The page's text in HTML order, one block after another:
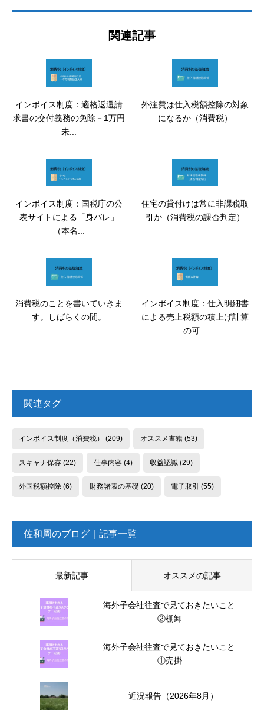
関連記事
インボイス制度：適格返還請
求書の交付義務の免除－1万円
未...
外注費は仕入税額控除の対象
になるか（消費税）
インボイス制度：国税庁の公
表サイトによる「身バレ」
（本名...
住宅の貸付けは常に非課税取
引か（消費税の課否判定）
消費税のことを書いていきま
す。しばらくの間。
インボイス制度：仕入明細書
による売上税額の積上げ計算
の可...
関連タグ
インボイス制度（消費税） (209) オススメ書籍(53)
スキャナ保存(22) 仕事内容(4) 収益認識 (29)
外国税額控除(6) 財務諸表の基礎 (20) 電子取引 (55)
佐和周のブログ｜記事一覧
最新記事 オススメの記事
海外子会社往査で見ておきたいこと
②棚卸...
海外子会社往査で見ておきたいこと
①売掛...
近況報告（2026年8月）